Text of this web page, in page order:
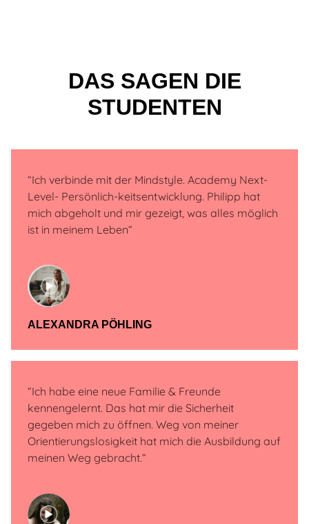
DAS SAGEN DIE
STUDENTEN
“Ich verbinde mit der Mindstyle. Academy Next-
Level- Persönlich-keitsentwicklung. Philipp hat
mich abgeholt und mir gezeigt, was alles möglich
ist in meinem Leben“
ALEXANDRA PÖHLING
“Ich habe eine neue Familie & Freunde
kennengelernt. Das hat mir die Sicherheit
gegeben mich zu öffnen. Weg von meiner
Orientierungslosigkeit hat mich die Ausbildung auf
meinen Weg gebracht.“